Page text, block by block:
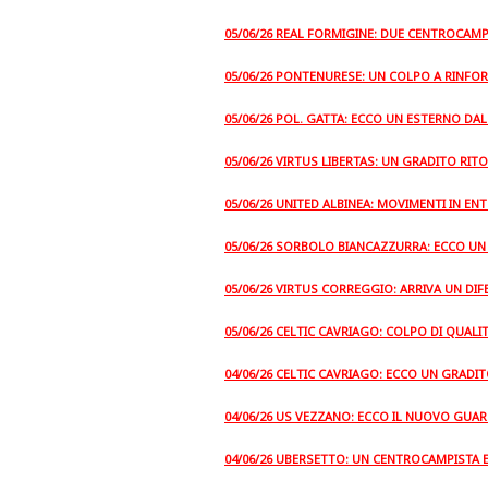
05/06/26 REAL FORMIGINE: DUE
05/06/26 PONTENURESE: UN COLPO A
05/06/26 POL. GATTA: ECCO UN ESTERNO
05/06/26 VIRTUS LIBERTAS: UN GRADITO
05/06/26 UNITED ALBINEA: MOVIMENTI IN
05/06/26 SORBOLO BIANCAZZURRA: ECCO
05/06/26 VIRTUS CORREGGIO: ARRIVA UN
05/06/26 CELTIC CAVRIAGO: COLPO DI
04/06/26 CELTIC CAVRIAGO: ECCO UN
04/06/26 US VEZZANO: ECCO IL NUOVO
04/06/26 UBERSETTO: UN CENTROCAMPISTA